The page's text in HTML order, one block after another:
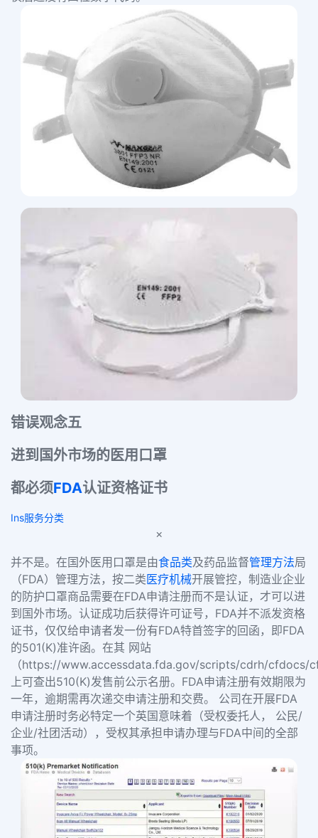
错误观念五
进到国外市场的医用口罩
都必须FDA认证资格证书
Ins服务分类
×
并不是。 在国外医用口罩是由食品类及药品监督管理方法局
（FDA）管理方法，按二类医疗机械开展管控，制造业企业
的防护口罩商品需要在FDA申请注册而不是认证，才可以进
到国外市场。认证成功后获得许可证号，FDA并不派发资格
证书，仅仅给申请者发一份有FDA特首签字的回函，即FDA
的501(K)准许函。在其 网站
（https://www.accessdata.fda.gov/scripts/cdrh/cfdocs/
上可查出510(K)发售前公示名册。FDA申请注册有效期限为
一年，逾期需再次递交申请注册和交费。 公司在开展FDA
申请注册时务必特定一个英国意味着（受权委托人， 公民/
企业/社团活动），受权其承担申请办理与FDA中间的全部
事项。